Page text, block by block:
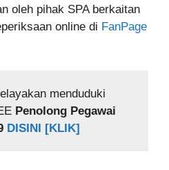
oleh pihak SPA berkaitan
online di FanPage
menduduki
Penolong Pegawai
DISINI [KLIK]